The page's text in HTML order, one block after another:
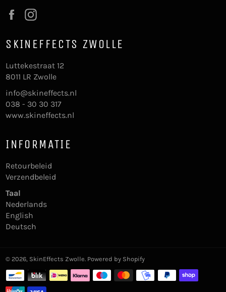
Facebook
SKINEFFECTS ZWOLLE
Luttekestraat 12
8011 LR Zwolle
info@skineffects.nl
038 - 30 30 317
www.skineffects.nl
INFORMATIE
Retourbeleid
Verzendbeleid
Taal
Nederlands
English
Deutsch
© 2026, SkinEffects Zwolle . Powered by Shopify
Betaalmethoden